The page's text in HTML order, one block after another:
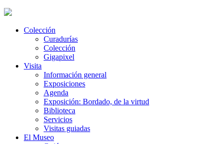
Colección
Curadurías
Colección
Gigapixel
Visita
Información general
Exposiciones
Agenda
Exposición: Bordado, de la virtud
Biblioteca
Servicios
Visitas guiadas
El Museo